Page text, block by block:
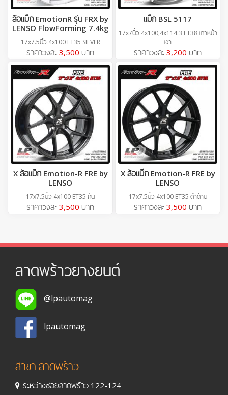
ล้อแม็ก EmotionR รุ่น FRX by
LENSO FlowForming 7.4kg
17x7.5นิ้ว 4x100 ET35 SILVER
ราคาวงละ 3,500 บาท
แม็ก BSL 5117
17x7นิ้ว 4x100,4x114.3 ET38 เทาหน้า
เงา
ราคาวงละ 3,200 บาท
X ล้อแม็ก Emotion-R FRE by
LENSO
17x7.5นิ้ว 4x100 ET35 กัน
ราคาวงละ 3,500 บาท
X ล้อแม็ก Emotion-R FRE by
LENSO
17x7.5นิ้ว 4x100 ET35 ดำด้าน
ราคาวงละ 3,500 บาท
ลาดพร้าวยางยนต์
@lpautomag
lpautomag
สาขา ลาดพร้าว
ระหว่างซอยลาดพร้าว 122-124